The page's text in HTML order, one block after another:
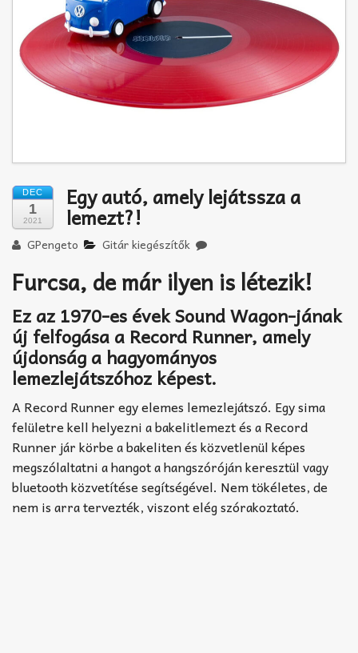
TABok
Improvizáció
DEC
1
2021
Egy autó, amely lejátssza a
lemezt?!
GPengeto Gitár kiegészítők
Furcsa, de már ilyen is létezik!
Ez az 1970-es évek Sound Wagon-jának
új felfogása a Record Runner, amely
újdonság a hagyományos
lemezlejátszóhoz képest.
A Record Runner egy elemes lemezlejátszó. Egy sima
felületre kell helyezni a bakelitlemezt és a Record
Runner jár körbe a bakeliten és közvetlenül képes
megszólaltatni a hangot a hangszóróján keresztül vagy
bluetooth közvetítése segítségével. Nem tökéletes, de
nem is arra tervezték, viszont elég szórakoztató.